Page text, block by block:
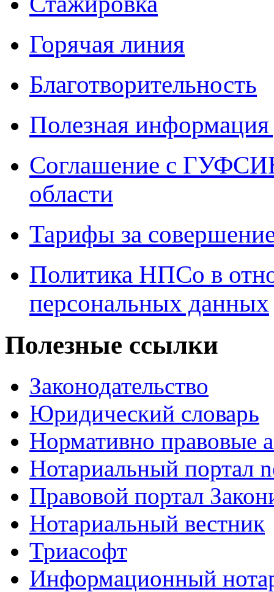
Горячая линия
Благотворительность
Полезная
Соглашение с
области
Тарифы за
Политика НПСо в
персональных данных
Полезные ссылки
Законодательство
Юридический словарь
Нормативно правовые
Нотариальный портал
Правовой портал
Нотариальный вестник
Триасофт
Информационный